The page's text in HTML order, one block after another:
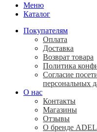
Меню
Каталог
Покупателям
Оплата
Доставка
Возврат товара
Политика
Согласие
персональных
О нас
Контакты
Магазины
Отзывы
О бренде